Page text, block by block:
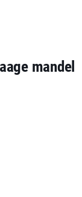
mandel